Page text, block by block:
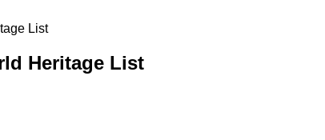
List
Heritage List